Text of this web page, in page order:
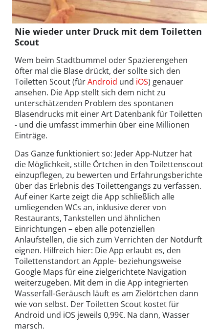
Nie wieder unter Druck mit dem Toiletten
Scout
Wem beim Stadtbummel oder Spazierengehen
öfter mal die Blase drückt, der sollte sich den
Toiletten Scout (fürAndroid und iOS) genauer
ansehen. Die App stellt sich dem nicht zu
unterschätzenden Problem des spontanen
Blasendrucks mit einer Art Datenbank für Toiletten
- und die umfasst immerhin über eine Millionen
Einträge.
Das Ganze funktioniert so: Jeder App-Nutzer hat
die Möglichkeit, stille Örtchen in den Toilettenscout
einzupflegen, zu bewerten und Erfahrungsberichte
über das Erlebnis des Toilettengangs zu verfassen.
Auf einer Karte zeigt die App schließlich alle
umliegenden WCs an, inklusive derer von
Restaurants, Tankstellen und ähnlichen
Einrichtungen – eben alle potenziellen
Anlaufstellen, die sich zum Verrichten der Notdurft
eignen. Hilfreich hier: Die App erlaubt es, den
Toilettenstandort an Apple- beziehungsweise
Google Maps für eine zielgerichtete Navigation
weiterzugeben. Mit dem in die App integrierten
Wasserfall-Geräusch läuft es am Zielörtchen dann
wie von selbst. Der Toiletten Scout kostet für
Android und iOS jeweils 0,99€. Na dann, Wasser
marsch.